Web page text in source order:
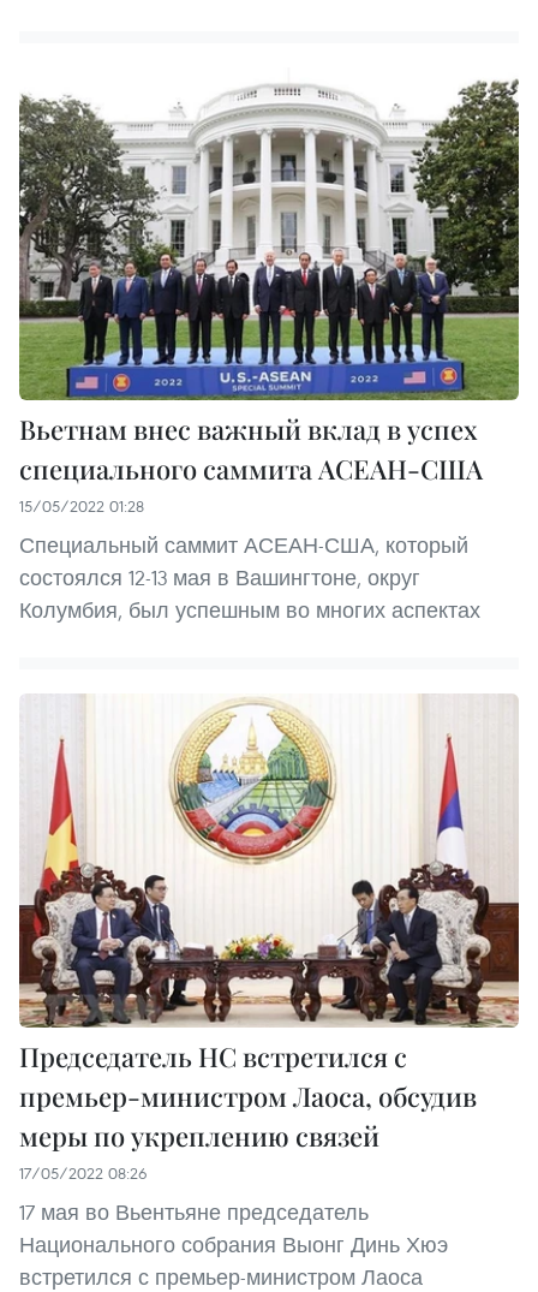
Вьетнам внес важный вклад в успех
специального саммита АСЕАН-США
15/05/2022 01:28
Специальный саммит АСЕАН-США, который
состоялся 12-13 мая в Вашингтоне, округ
Колумбия, был успешным во многих аспектах
Председатель НС встретился с
премьер-министром Лаоса, обсудив
меры по укреплению связей
17/05/2022 08:26
17 мая во Вьентьяне председатель
Национального собрания Выонг Динь Хюэ
встретился с премьер-министром Лаоса